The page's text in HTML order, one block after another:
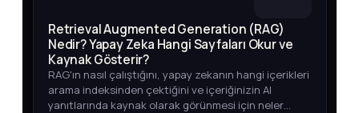
Retrieval Augmented Generation (RAG)
Nedir? Yapay Zeka Hangi Sayfaları Okur ve
Kaynak Gösterir?
RAG'ın nasıl çalıştığını, yapay zekanın hangi içerikleri
arama indeksinden çektiğini ve içeriğinizin AI
yanıtlarında kaynak olarak görünmesi için neler